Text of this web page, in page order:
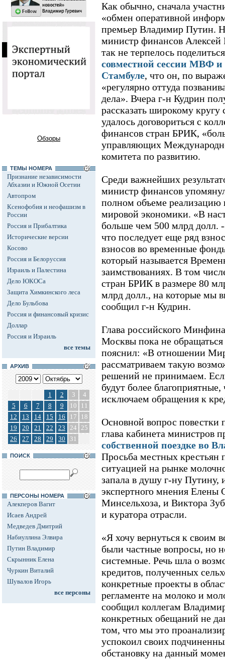
Обзоры
ТЕМЫ НОМЕРА
Признание независимости
Абхазии и Южной Осетии
Автопром
Ксенофобия и неофашизм в
России
Россия и Прибалтика
Исторические версии
Косово
Россия и Белоруссия
Израиль и Палестина
Дело ЮКОСа
Защита Химкинского леса
Дело Бульбова
Россия и финансовый кризис
Доллар
Россия и Израиль
все темы
АРХИВ
1 2 3
4
5
6 7 8 9 10
11
12
13 14 15 16 17
18
19
20 21 22 23 24 25
26
27 28 29 30 31
ПОИСК
ПЕРСОНЫ НОМЕРА
Алекперов Вагит
Исаев Андрей
Медведев Дмитрий
Набиуллина Элвира
Путин Владимир
Скрынник Елена
Чуркин Виталий
Шувалов Игорь
все персоны
Как обычно, сначала
«обмен оперативной
премьер Владимир Путин.
министр финансов Алексей
так не терпелось
совместной сессии МВФ и
Стамбуле, что он, по
«регулярно оттуда
дела». Вчера г-н Кудрин
рассказать широкому
удалось договориться с
финансов стран БРИК,
управляющих
комитета по развитию.
Среди важнейших
министр финансов
полном объеме реализацию
мировой экономики. «В
больше чем 500 млрд долл.
что последует еще ряд
взносов во временные
который называется
заимствованиях. В том
стран БРИК в размере 80
млрд долл., на которые
сообщил г-н Кудрин.
Глава российского
Москвы пока не
пояснил: «В отношении
рассматриваем такую
решений не принимаем.
будут более
исключаем обращения к
Основной вопрос повестки
глава кабинета министров
собственной поездке во
Просьба местных крестьян
ситуацией на рынке
запала в душу г-ну Путину,
экспертного мнения Елены
Минсельхоза, и Виктора
и куратора отрасли.
«Я хочу вернуться к своим
были частные вопросы, но
системные. Речь шла о
кредитов, полученных
конкретные проекты в
регламенте на молоко и
сообщил коллегам
конкретных обещаний не
том, что мы это
успокоил своих
обстановку на данный